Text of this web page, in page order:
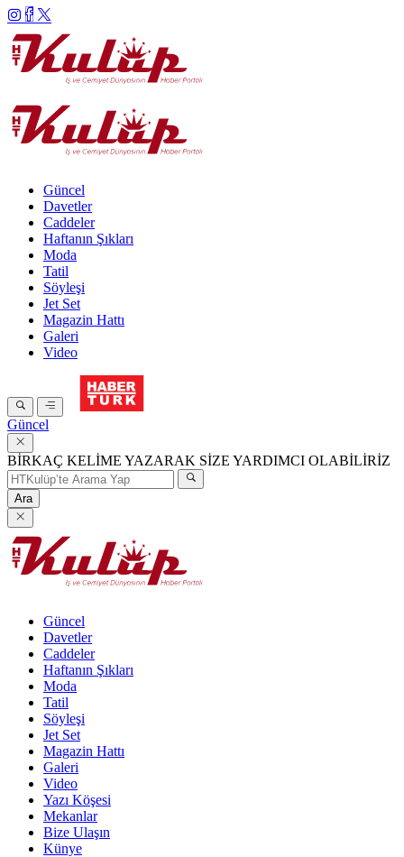
Güncel
Davetler
Caddeler
Haftanın Şıkları
Moda
Tatil
Söyleşi
Jet Set
Magazin Hattı
Galeri
Video
Güncel
BİRKAÇ KELİME YAZARAK SİZE YARDIMCI OLABİLİRİZ
Ara
Güncel
Davetler
Caddeler
Haftanın Şıkları
Moda
Tatil
Söyleşi
Jet Set
Magazin Hattı
Galeri
Video
Yazı Köşesi
Mekanlar
Bize Ulaşın
Künye